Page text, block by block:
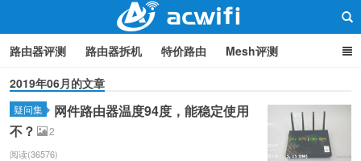
路由器评测 路由器拆机 特价路由 Mesh评测
路由器设置 软路由
中继/桥接 WIFI周边产品 光猫 疑问集 关于本站
2019年06月的文章
疑问集
网件路由器温度94度，能稳定使用
不？
2
阅读(36576)